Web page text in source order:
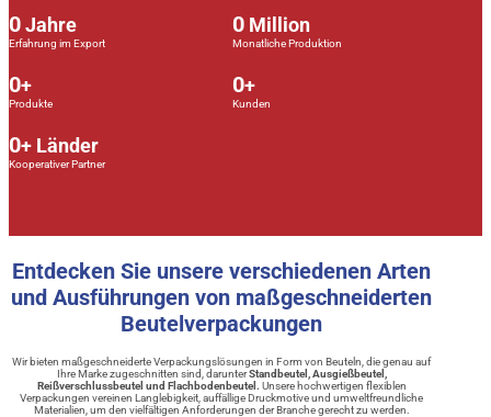
0Jahre
Erfahrung im Export
0 Million
Monatliche Produktion
0+
Produkte
0+
Kunden
0+ Länder
Kooperativer Partner
Entdecken Sie unsere verschiedenen Arten
und Ausführungen von maßgeschneiderten
Beutelverpackungen
Wir bieten maßgeschneiderte Verpackungslösungen in Form von Beuteln, die genau auf
Ihre Marke zugeschnitten sind, darunterStandbeutel, Ausgießbeutel,
Reißverschlussbeutel und Flachbodenbeutel. Unsere hochwertigen flexiblen
Verpackungen vereinen Langlebigkeit, auffällige Druckmotive und umweltfreundliche
Materialien, um den vielfältigen Anforderungen der Branche gerecht zu werden.